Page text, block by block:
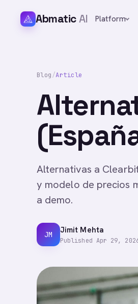
AbmaticAI Platform
Blog/Article
Alternativas a
y modelo de precios
a demo.
JM Jimit Mehta
Published Apr 29,